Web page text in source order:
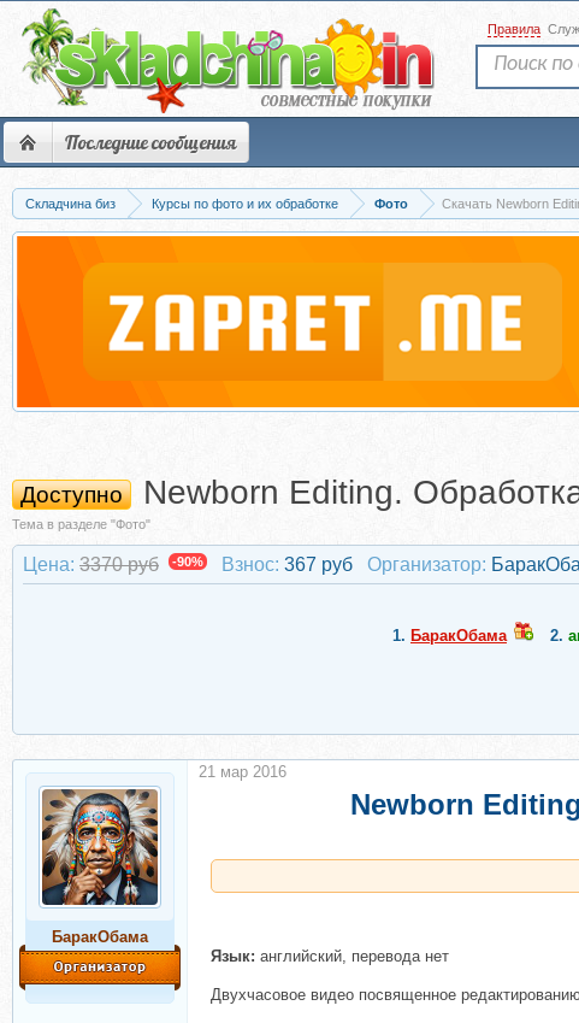
Последние сообщения
Правила
Складчина биз Курсы по фото и их обработке Фото Скачать Newborn
Доступно Newborn Editing.
Тема в разделе "Фото"
Цена: 3370 руб -90% Взнос: 367 руб Организатор:
1. БаракОбама 2.
БаракОбама
Newborn
Язык: английский, перевода нет
Двухчасовое видео посвященное
21 мар 2016